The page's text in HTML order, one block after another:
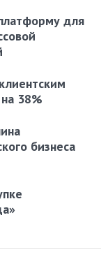
для
38%
бизнеса